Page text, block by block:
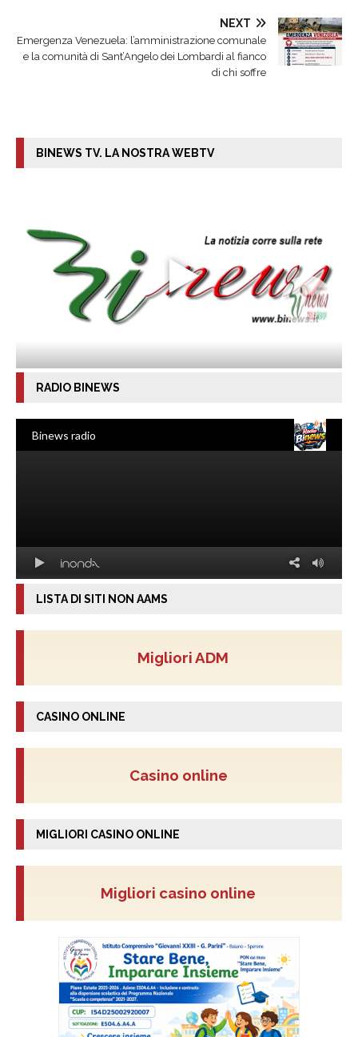
NEXT
Emergenza Venezuela: l’amministrazione comunale
e la comunità di Sant’Angelo dei Lombardi al fianco
di chi soffre
BINEWS TV. LA NOSTRA WEBTV
RADIO BINEWS
LISTA DI SITI NON AAMS
Migliori ADM
CASINO ONLINE
Casino online
MIGLIORI CASINO ONLINE
Migliori casino online